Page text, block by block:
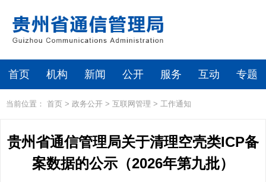
首页 机构 新闻 公开 服务 互动 专题
当前位置： 首页 > 政务公开 > 互联网管理 > 工作通知
贵州省通信管理局关于清理空壳类ICP备
案数据的公示（2026年第九批）